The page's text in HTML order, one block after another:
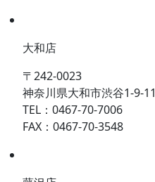
大和店
〒242-0023
神奈川県大和市渋谷1-9-11
TEL：0467-70-7006
FAX：0467-70-3548